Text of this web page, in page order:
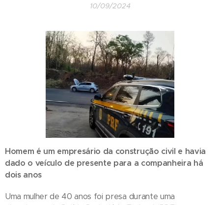
10/09/2024
Homem é um empresário da construção civil e havia
dado o veículo de presente para a companheira há
dois anos
Uma mulher de 40 anos foi presa durante uma